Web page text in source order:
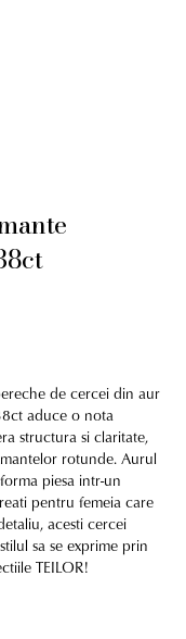
de cercei din aur
aduce o nota
structura si claritate,
rotunde. Aurul
piesa intr-un
pentru femeia care
acesti cercei
sa se exprime prin
TEILOR!